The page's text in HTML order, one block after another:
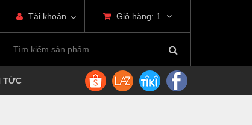
Tài khoản Giỏ hàng: 1
TỨC